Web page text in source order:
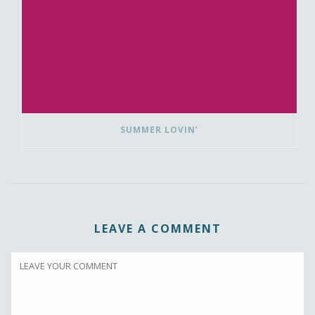
SUMMER LOVIN’
LEAVE A COMMENT